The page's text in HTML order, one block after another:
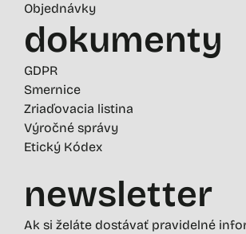
Objednávky
dokumenty
GDPR
Smernice
Zriaďovacia listina
Výročné správy
Etický Kódex
newsletter
Ak si želáte dostávať pravidelné